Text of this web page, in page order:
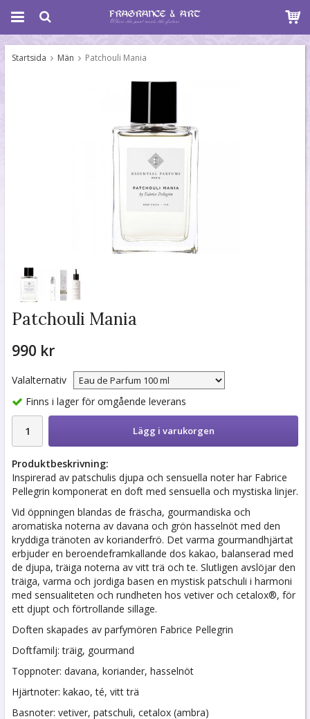
Startsida Män Patchouli Mania
Patchouli Mania
990 kr
Valalternativ
Finns i lager för omgående leverans
Lägg i varukorgen
Produktbeskrivning:
Inspirerad av patschulis djupa och sensuella noter har Fabrice
Pellegrin komponerat en doft med sensuella och mystiska linjer.
Vid öppningen blandas de fräscha, gourmandiska och
aromatiska noterna av davana och grön hasselnöt med den
kryddiga tränoten av korianderfrö. Det varma gourmandhjärtat
erbjuder en beroendeframkallande dos kakao, balanserad med
de djupa, träiga noterna av vitt trä och te. Slutligen avslöjar den
träiga, varma och jordiga basen en mystisk patschuli i harmoni
med sensualiteten och rundheten hos vetiver och cetalox®, för
ett djupt och förtrollande sillage.
Doften skapades av parfymören Fabrice Pellegrin
Doftfamilj: träig, gourmand
Toppnoter: davana, koriander, hasselnöt
Hjärtnoter: kakao, té, vitt trä
Basnoter: vetiver, patschuli, cetalox (ambra)